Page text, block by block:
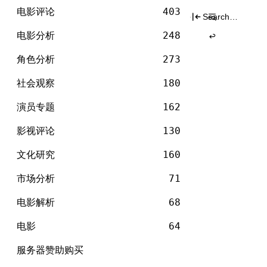
Skip
content
电影评论 403
电影分析 248
角色分析 273
社会观察 180
演员专题 162
影视评论 130
文化研究 160
市场分析 71
电影解析 68
电影 64
服务器赞助购买
Search
标签：